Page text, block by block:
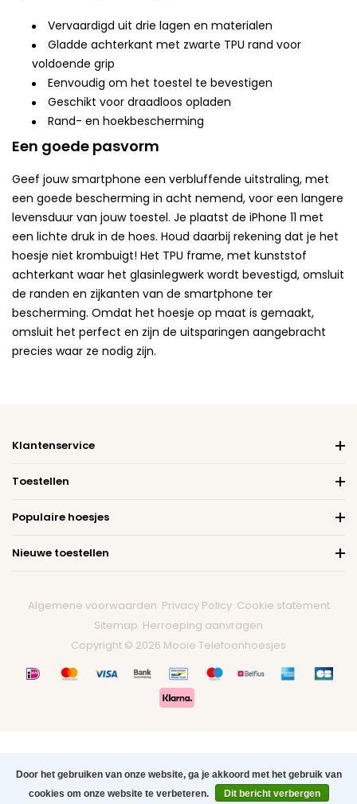
0
Vervaardigd uit drie lagen en materialen
Gladde achterkant met zwarte TPU rand voor
voldoende grip
Eenvoudig om het toestel te bevestigen
Geschikt voor draadloos opladen
Rand- en hoekbescherming
Een goede pasvorm
Geef jouw smartphone een verbluffende uitstraling, met
een goede bescherming in acht nemend, voor een langere
levensduur van jouw toestel. Je plaatst de iPhone 11 met
een lichte druk in de hoes. Houd daarbij rekening dat je het
hoesje niet krombuigt! Het TPU frame, met kunststof
achterkant waar het glasinlegwerk wordt bevestigd, omsluit
de randen en zijkanten van de smartphone ter
bescherming. Omdat het hoesje op maat is gemaakt,
omsluit het perfect en zijn de uitsparingen aangebracht
precies waar ze nodig zijn.
Klantenservice
Toestellen
Populaire hoesjes
Nieuwe toestellen
Algemene voorwaarden Privacy Policy Cookie statement
Sitemap Herroeping aanvragen
Copyright © 2026 Mooie Telefoonhoesjes
Door het gebruiken van onze website, ga je akkoord met het gebruik van
cookies om onze website te verbeteren.
Dit bericht verbergen